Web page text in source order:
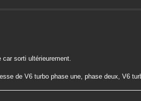
car sorti ultérieurement.
de V6 turbo phase une, phase deux, V6